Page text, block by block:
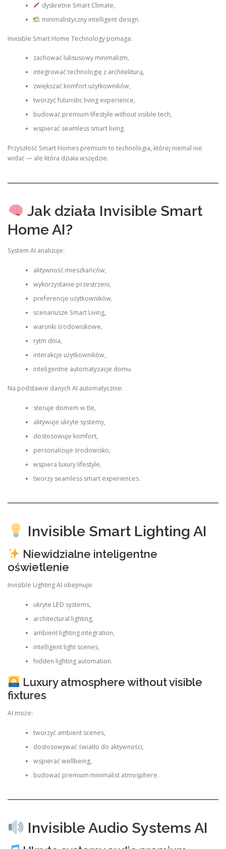
dyskretne Smart Climate,
minimalistyczny intelligent design.
Invisible Smart Home Technology pomaga:
zachować luksusowy minimalizm,
integrować technologię z architekturą,
zwiększać komfort użytkowników,
tworzyć futuristic living experience,
budować premium lifestyle without visible tech,
wspierać seamless smart living.
Przyszłość Smart Homes premium to technologia, której niemal nie
widać — ale która działa wszędzie.
Jak działa Invisible Smart
Home AI?
System AI analizuje:
aktywność mieszkańców,
wykorzystanie przestrzeni,
preferencje użytkowników,
scenariusze Smart Living,
warunki środowiskowe,
rytm dnia,
interakcje użytkowników,
inteligentne automatyzacje domu.
Na podstawie danych AI automatycznie:
steruje domem w tle,
aktywuje ukryte systemy,
dostosowuje komfort,
personalizuje środowisko,
wspiera luxury lifestyle,
tworzy seamless smart experiences.
Invisible Smart Lighting AI
Niewidzialne inteligentne
oświetlenie
Invisible Lighting AI obejmuje:
ukryte LED systems,
architectural lighting,
ambient lighting integration,
intelligent light scenes,
hidden lighting automation.
Luxury atmosphere without visible
fixtures
AI może:
tworzyć ambient scenes,
dostosowywać światło do aktywności,
wspierać wellbeing,
budować premium minimalist atmosphere.
Invisible Audio Systems AI